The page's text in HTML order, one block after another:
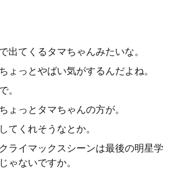
出てくるタマちゃんみたいな。
ょっとやばい気がするんだよね。
。
ょっとタマちゃんの方が。
てくれそうなとか。
ライマックスシーンは最後の明星学
ゃないですか。